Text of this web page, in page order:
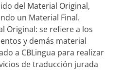
del Material Original,
un Material Final.
Original: se refiere a los
y demás material
a CBLingua para realizar
de traducción jurada